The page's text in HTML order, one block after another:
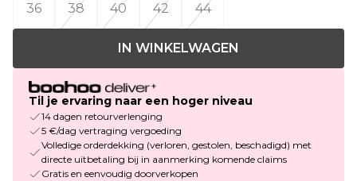
36
38 40 42 44
IN WINKELWAGEN
Til je ervaring naar een hoger niveau
14 dagen retourverlenging
5 €/dag vertraging vergoeding
Volledige orderdekking (verloren, gestolen, beschadigd) met
directe uitbetaling bij in aanmerking komende claims
Gratis en eenvoudig doorverkopen